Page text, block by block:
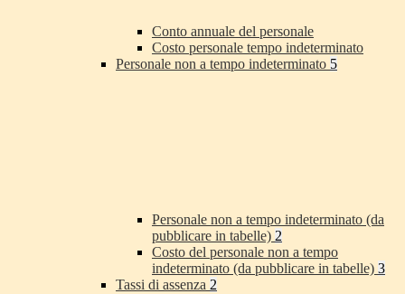
Conto annuale del personale
Costo personale tempo indeterminato
Personale non a tempo indeterminato 5
Personale non a tempo indeterminato (da
pubblicare in tabelle) 2
Costo del personale non a tempo
indeterminato (da pubblicare in tabelle) 3
Tassi di assenza 2